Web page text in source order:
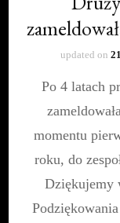
updated on
Po 4 latach
momentu
roku, do
Dziękujemy